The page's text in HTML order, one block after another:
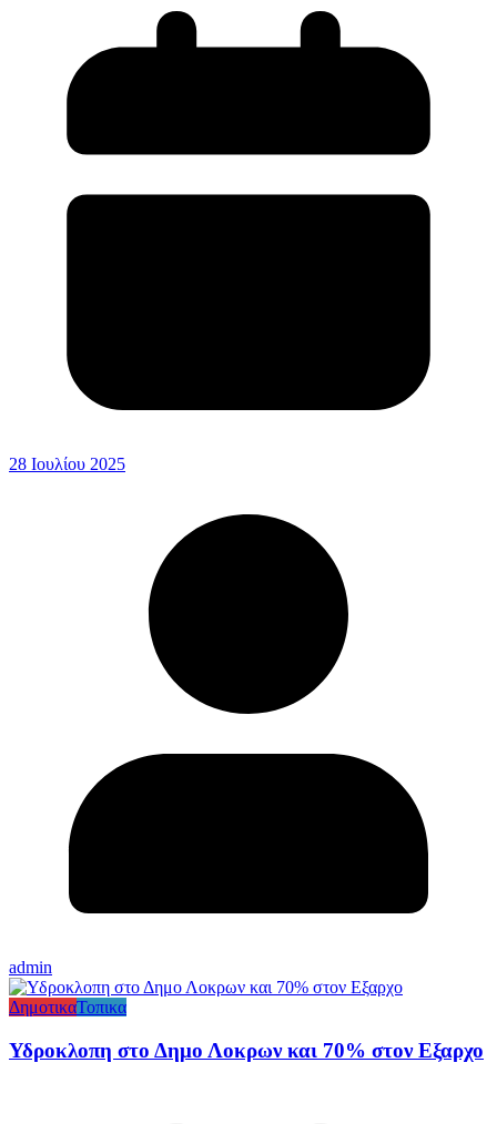
28 Ιουλίου 2025
admin
ΔημοτικαΤοπικα
Υδροκλοπη στο Δημο Λοκρων και 70% στον Εξαρχο